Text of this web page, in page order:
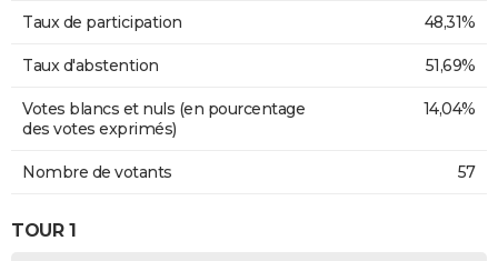
Taux de participation 48,31%
Taux d'abstention 51,69%
Votes blancs et nuls (en pourcentage
des votes exprimés)
14,04%
Nombre de votants 57
TOUR 1